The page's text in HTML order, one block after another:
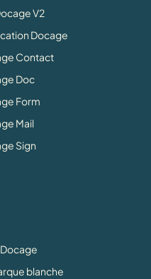
V2
Docage
Contact
Doc
Form
Mail
Sign
blanche